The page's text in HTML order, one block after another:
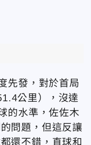
先發，對於首局
公里），沒達
的水準，佐佐木
問題，但這反讓
還不錯，直球和